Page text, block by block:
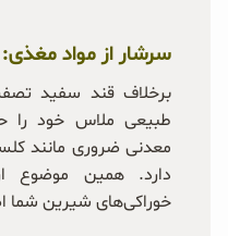
سرشار از مواد مغذی:
برخلاف قند سفید
طبیعی ملاس خود را
معدنی ضروری مانند
دارد. همین موضوع
خوراکی‌های شیرین شما